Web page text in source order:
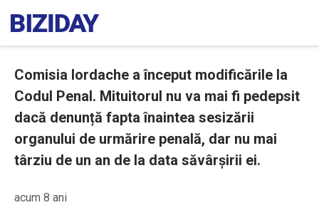
Comisia Iordache a început modificările la
Codul Penal. Mituitorul nu va mai fi pedepsit
dacă denunță fapta înaintea sesizării
organului de urmărire penală, dar nu mai
târziu de un an de la data săvârșirii ei.
acum 8 ani